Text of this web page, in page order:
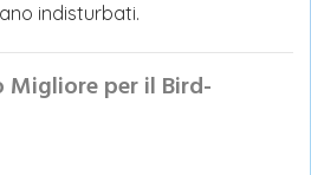
indisturbati.
Migliore per il Bird-